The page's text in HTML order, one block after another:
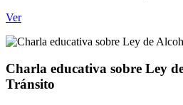
Ver
Charla educativa sobre Ley
Tránsito